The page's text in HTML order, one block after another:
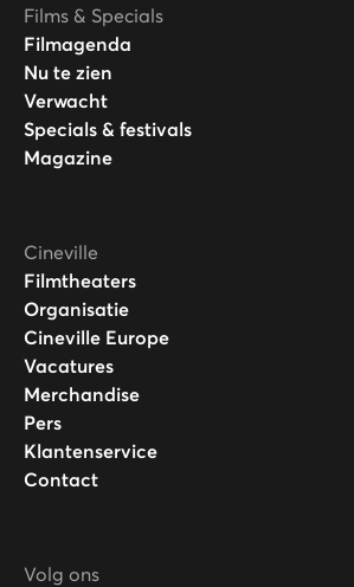
Films & Specials
Filmagenda
Nu te zien
Verwacht
Specials & festivals
Magazine
Cineville
Filmtheaters
Organisatie
Cineville Europe
Vacatures
Merchandise
Pers
Klantenservice
Contact
Volg ons